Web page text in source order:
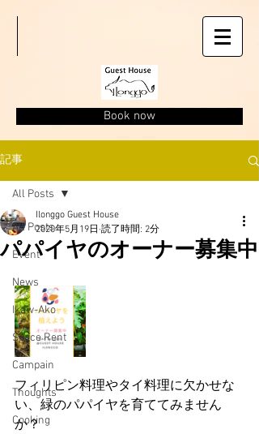
Book now
記事
All Posts
Event
News
Ikaw-Ako
Space Rent
Campain
Thoughts
Cooking
All Posts
パパイヤのオーナー募集中
Ilonggo Guest House
2020年5月19日 読了時間: 2分
フィリピン料理やタイ料理に欠かせな
い、緑のパパイヤを育ててみません
か？